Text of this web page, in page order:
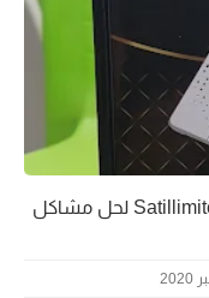
دامب لجهاز Satillimite 4545 3535 Multistream لحل مشاكل